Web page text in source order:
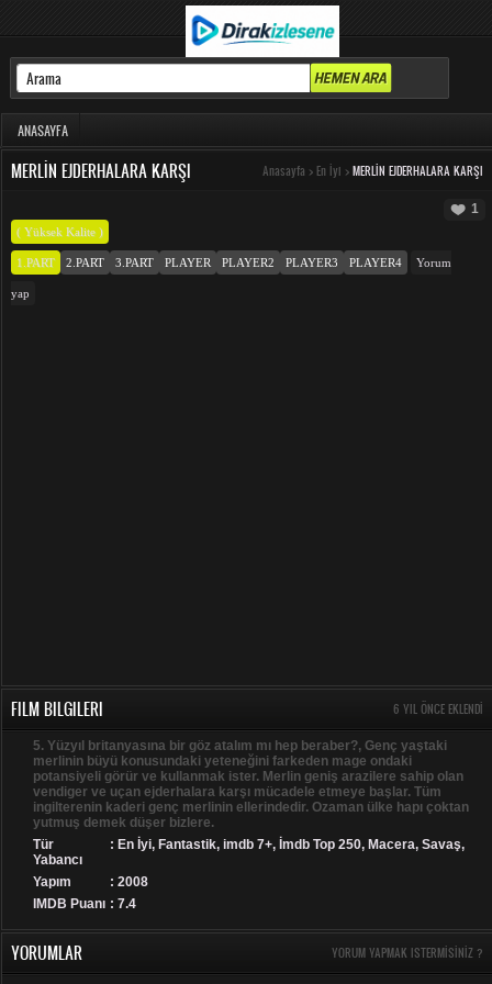
ANASAYFA
MERLIN EJDERHALARA KARŞI Anasayfa > En İyi > MERLIN EJDERHALARA KARŞI
1
( Yüksek Kalite )
1.PART 2.PART 3.PART PLAYER PLAYER2 PLAYER3 PLAYER4 Yorum
yap
FILM BILGILERI 6 YIL ÖNCE EKLENDI
5. Yüzyıl britanyasına bir göz atalım mı hep beraber?, Genç yaştaki
merlinin büyü konusundaki yeteneğini farkeden mage ondaki
potansiyeli görür ve kullanmak ister. Merlin geniş arazilere sahip olan
vendiger ve uçan ejderhalara karşı mücadele etmeye başlar. Tüm
ingilterenin kaderi genç merlinin ellerindedir. Ozaman ülke hapı çoktan
yutmuş demek düşer bizlere.
Tür
: En İyi, Fantastik, imdb 7+, İmdb Top 250, Macera, Savaş,
Yabancı
Yapım
: 2008
IMDB Puanı : 7.4
YORUMLAR YORUM YAPMAK ISTERMISINIZ ?